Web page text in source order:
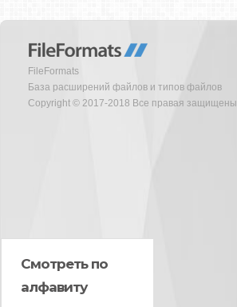
FileFormats
База расширений файлов и типов файлов
Copyright © 2017-2018 Все правая защищены
Смотреть по
алфавиту